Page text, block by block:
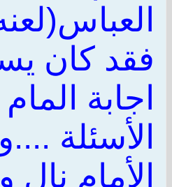
فقد كان
اجابة
الأسئلة
الأمام نال